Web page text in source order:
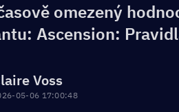
omezený
Ascension:
Voss
05-06 17:00:48